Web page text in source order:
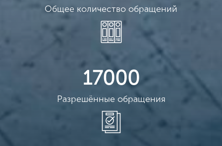
Общее количество обращений
17000
Разрешённые обращения